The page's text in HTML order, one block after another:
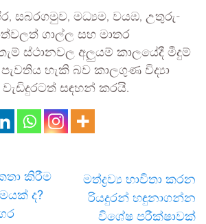
සබරගමුව, මධ්‍යම, වයඹ, උතුරු-
ගාල්ල සහ මාතර
ස්ථානවල අලුයම් කාලයේදී මීදුම්
හැකි බව කාලගුණ විද්‍යා
සඳහන් කරයි.
කිරීම
ද?
මත්ද්‍රව්‍ය භාවිතා කරන
රියදුරන් හඳුනාගන්න
විශේෂ පරීක්ෂාවක්